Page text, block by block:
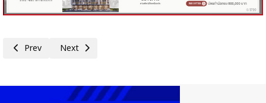
Previous article: ร่างพระราชกฤษฎีกาว่าด้วยปริญญาในสาขาวิชา อักษรย่อสำ
Prev Next article: 'คนละครึ่งพลัส' เปิดทางร้านค้าพัฒนา Reskill –
Next